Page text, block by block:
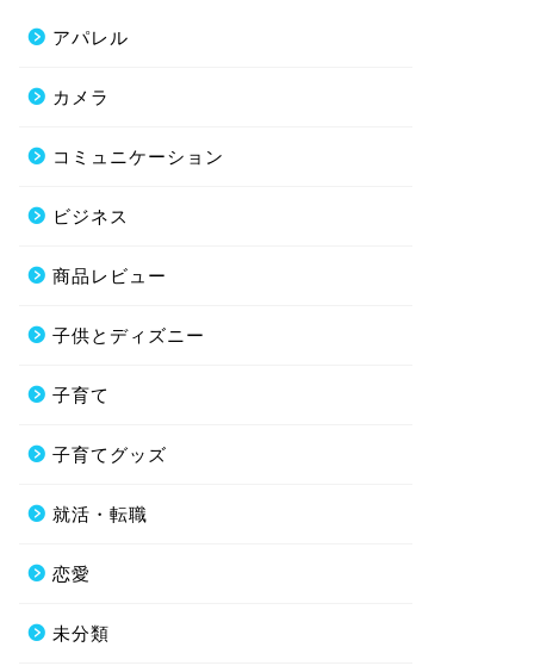
アパレル
カメラ
コミュニケーション
ビジネス
商品レビュー
子供とディズニー
子育て
子育てグッズ
就活・転職
恋愛
未分類